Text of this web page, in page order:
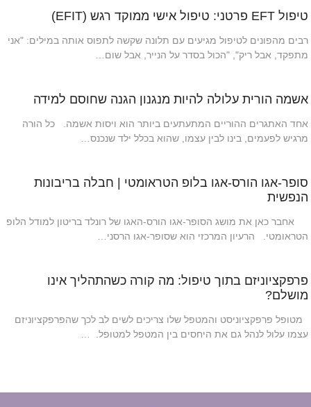
טיפול EFT פרטני: טיפול אישי ממוקד רגש (EFIT)
רבים מהפונים לטיפול מגיעים עם תלונה שקשה לתפוס אותה במילים: "אני
מתפקד, אבל ריק", "הכול בסדר על הנייר, אבל שום…
אשמה הורית עלולה להיות מנגנון הגנה שחוסם למידה
אחד האתגרים ההוריים המתעתעים ביותר הוא ויסות אשמה. כל הורה
מרגיש לפעמים, בינו לבין עצמו, שהוא בכלל ילד שנכנס…
סופר-אגו הורס-אגו בלופ הטראומטי | חבלה בריבונות
הנפשית
אחבר כאן את מושג הסופר-אגו הורס-האגו של רונלד בריטון למודל הלופ
הטראומטי. הרעיון המרכזי הוא שסופר-אגו הרסני…
פרפקציוניזם בתוך טיפול: מה קורה כשהתהליך אינו
מושלם?
מטופל פרפקציוניסט והמטפל שלו צריכים לשים לב לכך שהפרפקציוניזם
עצמו עלול לנהל גם את היחסים בין המטפל למטופל. …